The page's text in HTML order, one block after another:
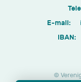
E-mail:
IBAN:
©